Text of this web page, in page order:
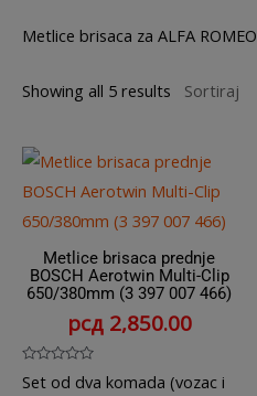
Metlice brisaca za ALFA ROMEO
Showing all 5 results
Metlice brisaca prednje
BOSCH Aerotwin Multi-Clip
650/380mm (3 397 007 466)
рсд2,850.00
0
Set od dva komada (vozac i